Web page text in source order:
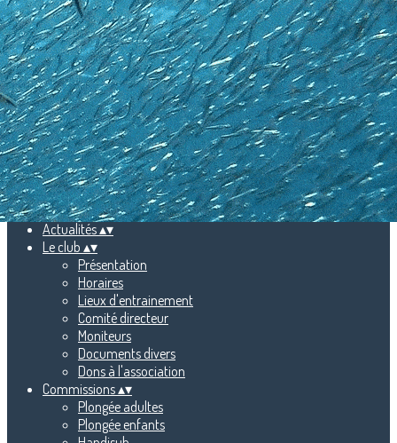
Exporter les lignes sélectionnées
Exporter toutes les colonnes
Exporter uniquement les colonnes affichées
Menu
Ajoutez un logo, un bouton, des réseaux sociaux
Cliquez pour éditer
Accueil▴▾
Actualités▴▾
Le club ▴▾
Présentation
Horaires
Lieux d'entrainement
Comité directeur
Moniteurs
Documents divers
Dons à l'association
Commissions▴▾
Plongée adultes
Plongée enfants